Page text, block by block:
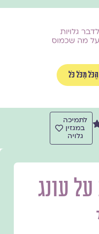
הַכֹּל מִכֹּל כֹּל
לתמיכה
במגזין
גלויה
עונג